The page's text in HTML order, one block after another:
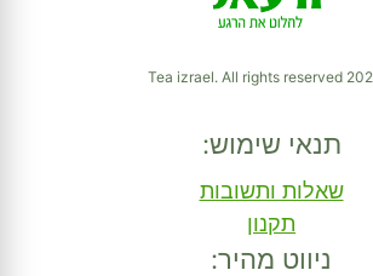
תנאי שימוש:
שאלות ותשובות
תקנון
ניווט מהיר: